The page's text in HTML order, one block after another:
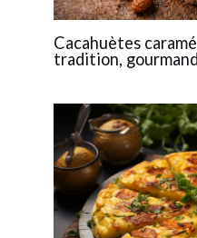
Cacahuètes
tradition,